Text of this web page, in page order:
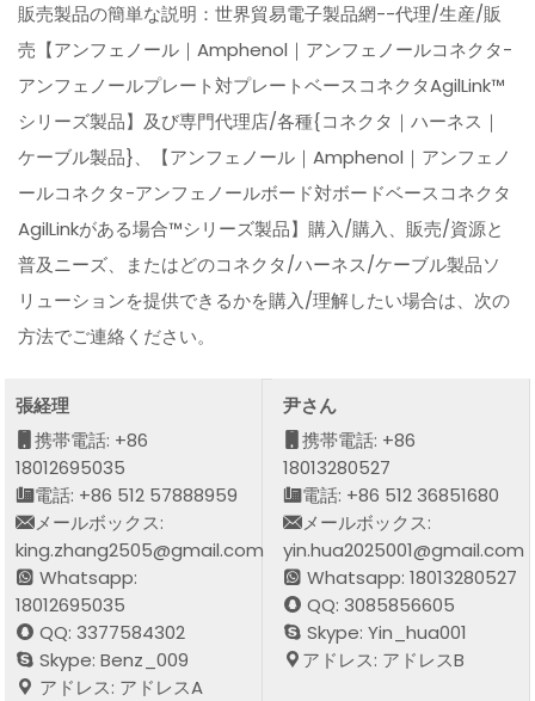
販売製品の簡単な説明：世界貿易電子製品網--代理/生産/販
売【アンフェノール｜Amphenol｜アンフェノールコネクタ-
アンフェノールプレート対プレートベースコネクタAgilLink™
シリーズ製品】及び専門代理店/各種{コネクタ｜ハーネス｜
ケーブル製品}、【アンフェノール｜Amphenol｜アンフェノ
ールコネクタ-アンフェノールボード対ボードベースコネクタ
AgilLinkがある場合™シリーズ製品】購入/購入、販売/資源と
普及ニーズ、またはどのコネクタ/ハーネス/ケーブル製品ソ
リューションを提供できるかを購入/理解したい場合は、次の
方法でご連絡ください。
張経理
携帯電話: +86
18012695035
電話: +86 512 57888959
メールボックス:
king.zhang2505@gmail.com
Whatsapp:
18012695035
QQ: 3377584302
Skype: Benz_009
アドレス: アドレスA
尹さん
携帯電話: +86
18013280527
電話: +86 512 36851680
メールボックス:
yin.hua2025001@gmail.com
Whatsapp: 18013280527
QQ: 3085856605
Skype: Yin_hua001
アドレス: アドレスB